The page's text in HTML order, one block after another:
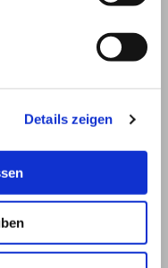
Details zeigen